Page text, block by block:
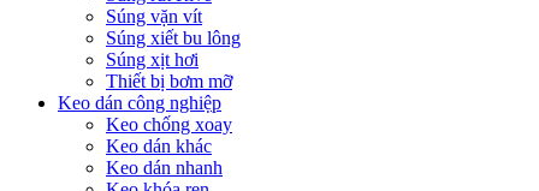
Súng vặn vít
Súng xiết bu lông
Súng xịt hơi
Thiết bị bơm mỡ
Keo dán công nghiệp
Keo chống xoay
Keo dán khác
Keo dán nhanh